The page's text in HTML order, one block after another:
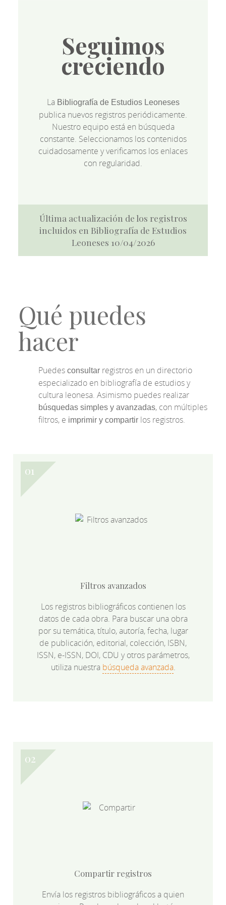
Seguimos
creciendo
La Bibliografía de Estudios Leoneses
publica nuevos registros periódicamente.
Nuestro equipo está en búsqueda
constante. Seleccionamos los contenidos
cuidadosamente y verificamos los enlaces
con regularidad.
Última actualización de los registros
incluidos en Bibliografía de Estudios
Leoneses 10/04/2026
Qué puedes
hacer
Puedesconsultar registros en un directorio
especializado en bibliografía de estudios y
cultura leonesa. Asimismo puedes realizar
búsquedas simples y avanzadas, con múltiples
filtros, e imprimir y compartir los registros.
Filtros avanzados
Los registros bibliográficos contienen los
datos de cada obra. Para buscar una obra
por su temática, título, autoría, fecha, lugar
de publicación, editorial, colección, ISBN,
ISSN, e-ISSN, DOI, CDU y otros parámetros,
utiliza nuestra búsqueda avanzada.
Compartir registros
Envía los registros bibliográficos a quien